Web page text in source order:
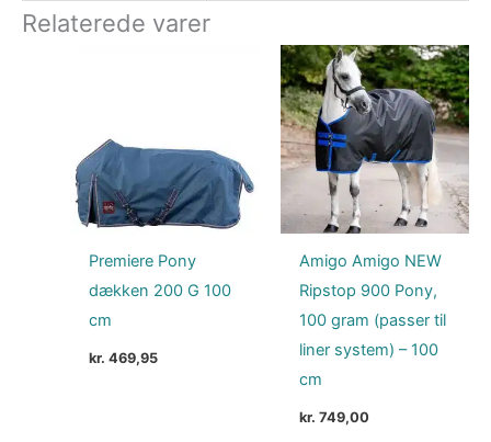
Relaterede varer
Premiere Pony
dækken 200 G 100
cm
kr. 469,95
Amigo Amigo NEW
Ripstop 900 Pony,
100 gram (passer til
liner system) – 100
cm
kr. 749,00